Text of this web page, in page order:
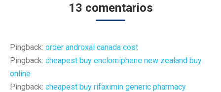
13 comentarios
Pingback: order androxal canada cost
Pingback: cheapest buy enclomiphene new zealand buy
online
Pingback: cheapest buy rifaximin generic pharmacy